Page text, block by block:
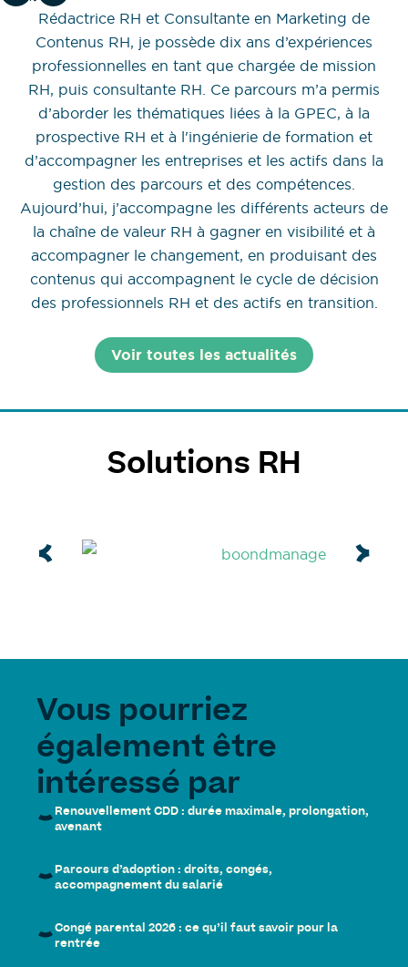
Rédactrice RH et Consultante en Marketing de
Contenus RH, je possède dix ans d’expériences
professionnelles en tant que chargée de mission
RH, puis consultante RH. Ce parcours m’a permis
d’aborder les thématiques liées à la GPEC, à la
prospective RH et à l'ingénierie de formation et
d’accompagner les entreprises et les actifs dans la
gestion des parcours et des compétences.
Aujourd’hui, j’accompagne les différents acteurs de
la chaîne de valeur RH à gagner en visibilité et à
accompagner le changement, en produisant des
contenus qui accompagnent le cycle de décision
des professionnels RH et des actifs en transition.
Voir toutes les actualités
Solutions RH
Vous pourriez
également être
intéressé par
Renouvellement CDD : durée maximale, prolongation,
avenant
Parcours d’adoption : droits, congés,
accompagnement du salarié
Congé parental 2026 : ce qu’il faut savoir pour la
rentrée